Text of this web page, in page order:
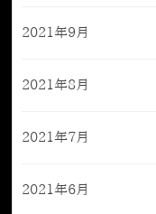
2021年9月
2021年8月
2021年7月
2021年6月